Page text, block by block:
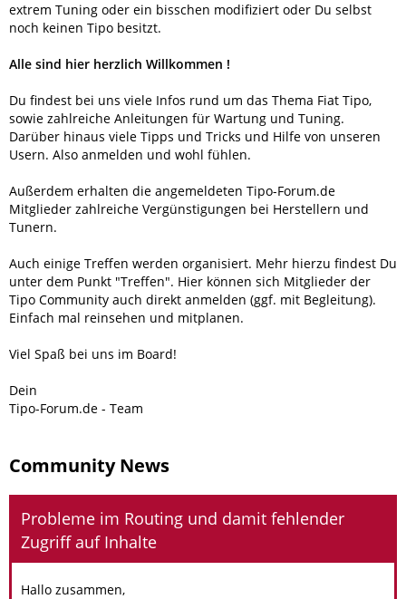
extrem Tuning oder ein bisschen modifiziert oder Du selbst
noch keinen Tipo besitzt.
Alle sind hier herzlich Willkommen !
Du findest bei uns viele Infos rund um das Thema Fiat Tipo,
sowie zahlreiche Anleitungen für Wartung und Tuning.
Darüber hinaus viele Tipps und Tricks und Hilfe von unseren
Usern. Also anmelden und wohl fühlen.
Außerdem erhalten die angemeldeten Tipo-Forum.de
Mitglieder zahlreiche Vergünstigungen bei Herstellern und
Tunern.
Auch einige Treffen werden organisiert. Mehr hierzu findest Du
unter dem Punkt "Treffen". Hier können sich Mitglieder der
Tipo Community auch direkt anmelden (ggf. mit Begleitung).
Einfach mal reinsehen und mitplanen.
Viel Spaß bei uns im Board!
Dein
Tipo-Forum.de - Team
Community News
Probleme im Routing und damit fehlender
Zugriff auf Inhalte
Hallo zusammen,